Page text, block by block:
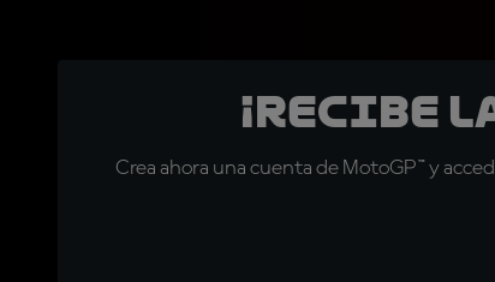
¡Recibe
Crea ahora una cuenta de MotoGP™ y